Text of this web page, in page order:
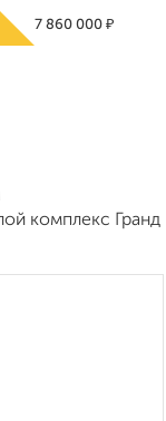
7 860 000 ₽
комплекс Гранд